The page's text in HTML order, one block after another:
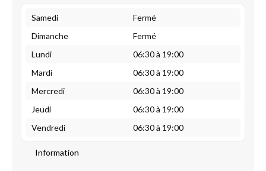
Samedi
Fermé
Dimanche
Fermé
Lundi
06:30 à 19:00
Mardi
06:30 à 19:00
Mercredi
06:30 à 19:00
Jeudi
06:30 à 19:00
Vendredi
06:30 à 19:00
Information